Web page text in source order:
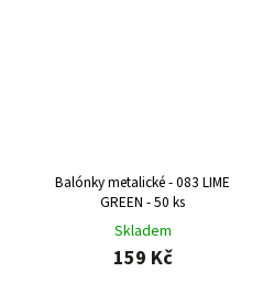
Balónky metalické - 083 LIME
GREEN - 50 ks
Skladem
159 Kč